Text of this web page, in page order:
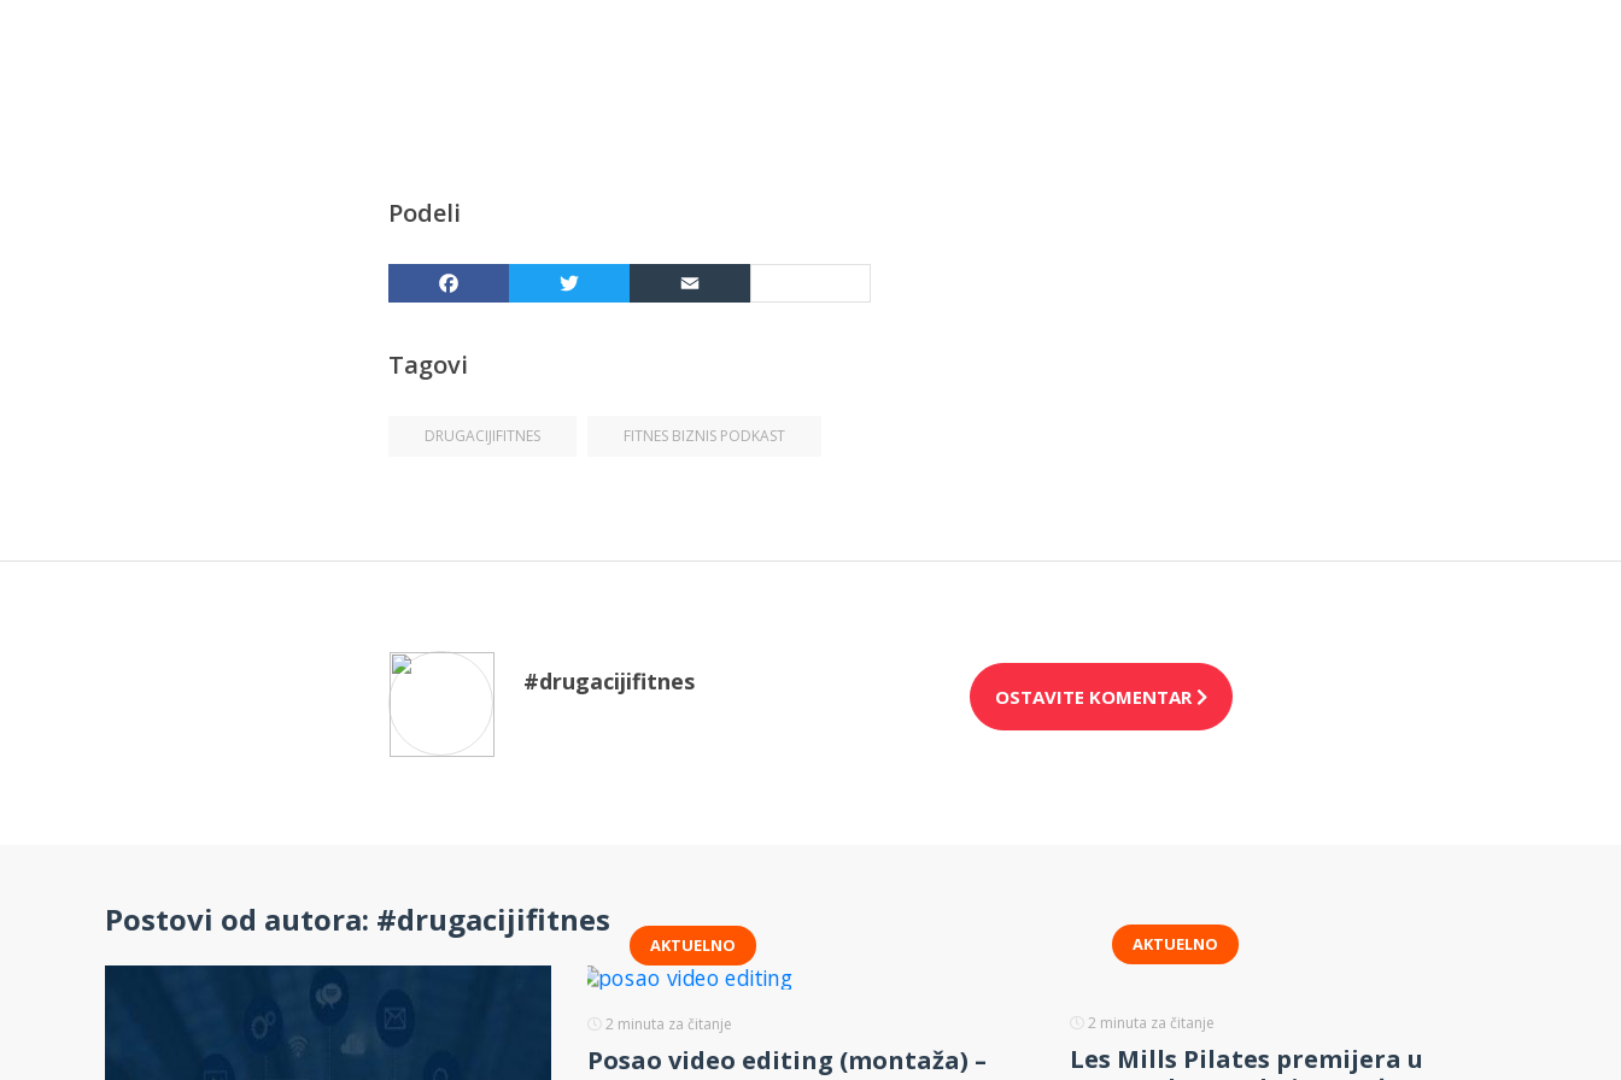
Podeli
Facebook Twitter Email
Tagovi
DRUGACIJIFITNES FITNES BIZNIS PODKAST
#drugacijifitnes
OSTAVITE KOMENTAR
Postovi od autora: #drugacijifitnes
AKTUELNO
2 minuta za čitanje
Posao video editing (montaža) –
AKTUELNO
2 minuta za čitanje
Les Mills Pilates premijera u